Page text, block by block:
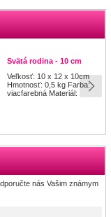
Svätá rodina - 10 cm
Veľkosť: 10 x 12 x 10cm
Hmotnosť: 0,5 kg Farba:
viacfarebná Materiál:
nás Vašim známym